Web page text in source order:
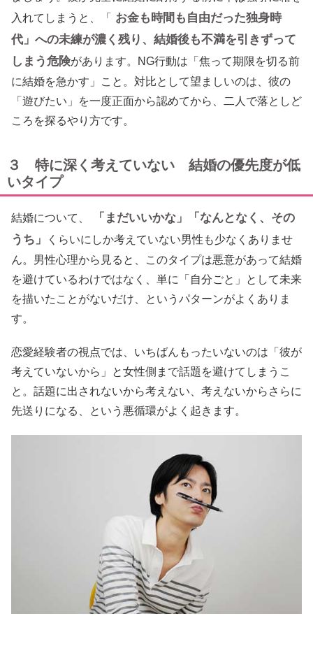
入れてしまうと、「
お金も時間も自由だった独身時
代」への未練が濃く残り、結婚後も不満を引きずって
しまう危険があります。NG行動は「焦って期限を切る前
に結婚を急かす」こと。対比として望ましいのは、彼の
「遊びたい」を一度正面から認めてから、二人で落としど
ころを探るやり方です。
３ 特に深く考えていない 結婚の優先度が低
いタイプ
結婚について、
「まだいいかな」「なんとなく、その
うち」
くらいにしか考えていない男性も少なくありませ
ん。男性心理から見ると、このタイプは悪意があって結婚
を避けているわけではなく、単に「自分ごと」として未来
を描いたことがないだけ、というパターンがよくありま
す。
恋愛経験者の視点では、いちばんもったいないのは「彼が
考えていないから」と女性側まで話題を避けてしまうこ
と。話題に出されないから考えない、考えないからさらに
先送りになる、という悪循環がよく起きます。